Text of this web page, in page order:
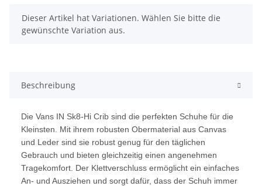
x
Dieser Artikel hat Variationen. Wählen Sie bitte die
gewünschte Variation aus.
Beschreibung
Die Vans IN Sk8-Hi Crib sind die perfekten Schuhe für die
Kleinsten. Mit ihrem robusten Obermaterial aus Canvas
und Leder sind sie robust genug für den täglichen
Gebrauch und bieten gleichzeitig einen angenehmen
Tragekomfort. Der Klettverschluss ermöglicht ein einfaches
An- und Ausziehen und sorgt dafür, dass der Schuh immer